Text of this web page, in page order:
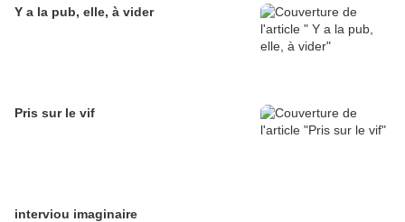
Y a la pub, elle, à vider
Pris sur le vif
interviou imaginaire